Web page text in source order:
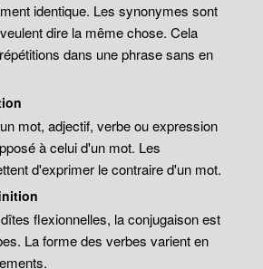
identique. Les synonymes sont
dire la même chose. Cela
dans une phrase sans en
mot, adjectif, verbe ou expression
à celui d'un mot. Les
d'exprimer le contraire d'un mot.
flexionnelles, la conjugaison est
La forme des verbes varient en